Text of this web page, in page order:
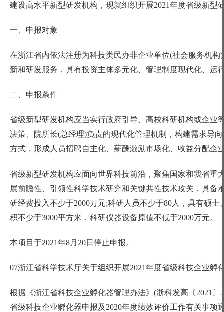
建设高水平新型研发机构，现就组织开展2021年度省级新型
一、申报对象
在浙江省内依法注册为科技类民办非企业单位(社会服务机构
新和研发服务，具有投资主体多元化、管理制度现代化、运
二、申报条件
省级新型研发机构应当实行政府引导、高校科研机构或企业
决策、院所长(总经理)负责的现代化管理机制，构建需求导
方式，形成人员招聘自主化、薪酬激励市场化、收益分配企
省级新型研发机构应面向世界科技前沿，聚焦国家和我省
展前瞻性、引领性科学技术研究和关键共性技术攻关，具
研经费投入不少于2000万元;科研人员不少于80人，具有硕
积不少于3000平方米，科研仪器设备原值不低于2000万元。
本项目于2021年8月20日停止申报。
07浙江省科学技术厅关于组织开展2021年度省级科技企业孵
根据《浙江省科技企业孵化器管理办法》 (浙科发高〔2021〕
省级科技企业孵化器申报及2020年度绩效评价工作有关事项